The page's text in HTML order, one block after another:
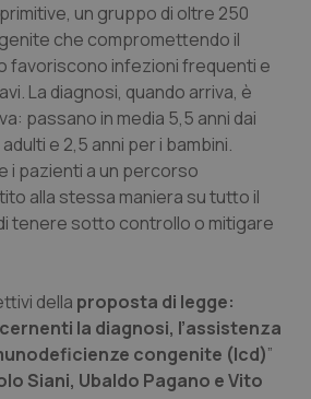
Giulia
coronaropatie
un gruppo di oltre 250
che compromettendo il
favoriscono infezioni frequenti e
La diagnosi, quando arriva, è
passano in media 5,5 anni dai
e 2,5 anni per i bambini.
i pazienti a un percorso
alla stessa maniera su tutto il
tenere sotto controllo o mitigare
della proposta di legge:
la diagnosi, l’assistenza
congenite (Icd)”
Siani, Ubaldo Pagano e Vito